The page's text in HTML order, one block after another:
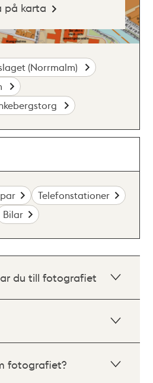
på karta
(Norrmalm)
Telefonstationer
Bilar
du till fotografiet
fotografiet?